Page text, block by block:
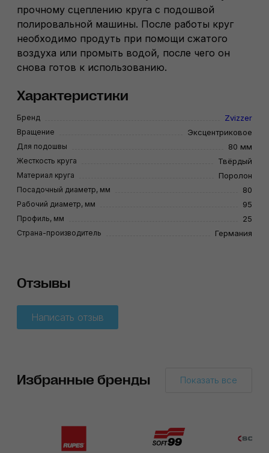
прочному сцеплению круга с подошвой
полировальной машины. После работы круг
необходимо продуть при помощи сжатого
воздуха или промыть водой, после чего он
снова готов к использованию.
Характеристики
Бренд Zvizzer
Вращение Эксцентриковое
Для подошвы 80 мм
Жесткость круга Твёрдый
Материал круга Поролон
Посадочный диаметр, мм 80
Рабочий диаметр, мм 95
Профиль, мм 25
Страна-производитель Германия
Отзывы
Написать отзыв
Избранные бренды Показать все